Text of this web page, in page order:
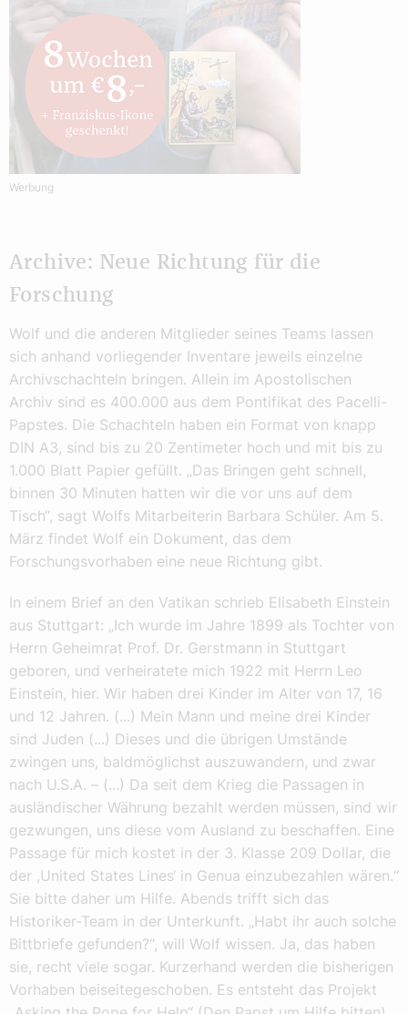
Werbung
Archive: Neue Richtung für die
Forschung
Wolf und die anderen Mitglieder seines Teams lassen
sich anhand vorliegender Inventare jeweils einzelne
Archivschachteln bringen. Allein im Apostolischen
Archiv sind es 400.000 aus dem Pontifikat des Pacelli-
Papstes. Die Schachteln haben ein Format von knapp
DIN A3, sind bis zu 20 Zentimeter hoch und mit bis zu
1.000 Blatt Papier gefüllt. „Das Bringen geht schnell,
binnen 30 Minuten hatten wir die vor uns auf dem
Tisch“, sagt Wolfs Mitarbeiterin Barbara Schüler. Am 5.
März findet Wolf ein Dokument, das dem
Forschungsvorhaben eine neue Richtung gibt.
In einem Brief an den Vatikan schrieb Elisabeth Einstein
aus Stuttgart: „Ich wurde im Jahre 1899 als Tochter von
Herrn Geheimrat Prof. Dr. Gerstmann in Stuttgart
geboren, und verheiratete mich 1922 mit Herrn Leo
Einstein, hier. Wir haben drei Kinder im Alter von 17, 16
und 12 Jahren. (...) Mein Mann und meine drei Kinder
sind Juden (...) Dieses und die übrigen Umstände
zwingen uns, baldmöglichst auszuwandern, und zwar
nach U.S.A. – (...) Da seit dem Krieg die Passagen in
ausländischer Währung bezahlt werden müssen, sind wir
gezwungen, uns diese vom Ausland zu beschaffen. Eine
Passage für mich kostet in der 3. Klasse 209 Dollar, die
der ,United States Lines‘ in Genua einzubezahlen wären.“
Sie bitte daher um Hilfe. Abends trifft sich das
Historiker-Team in der Unterkunft. „Habt ihr auch solche
Bittbriefe gefunden?“, will Wolf wissen. Ja, das haben
sie, recht viele sogar. Kurzerhand werden die bisherigen
Vorhaben beiseitegeschoben. Es entsteht das Projekt